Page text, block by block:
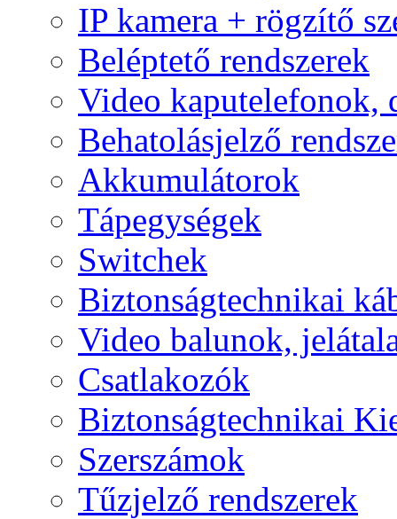
IP kamera + rögzítő
Beléptető rendszerek
Video kaputelefonok,
Behatolásjelző
Akkumulátorok
Tápegységek
Switchek
Biztonságtechnikai
Video balunok,
Csatlakozók
Biztonságtechnikai
Szerszámok
Tűzjelző rendszerek